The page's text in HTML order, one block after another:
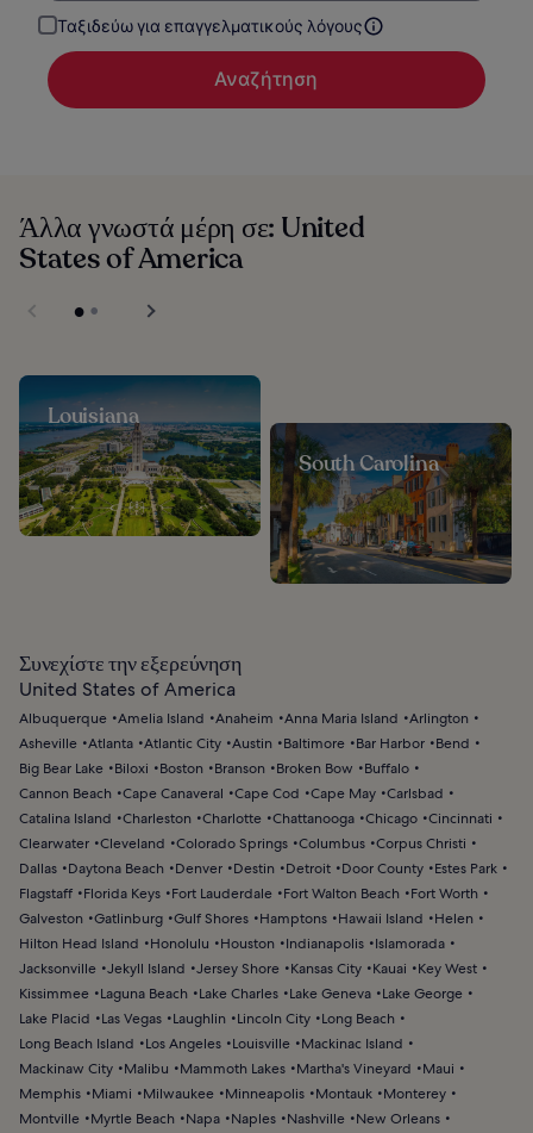
Ταξιδεύω για επαγγελματικούς λόγους
Αναζήτηση
Άλλα γνωστά μέρη σε: United
States of America
Louisiana
South Carolina
Συνεχίστε την εξερεύνηση
United States of America
Albuquerque Amelia Island Anaheim Anna Maria Island
Arlington
Asheville Atlanta Atlantic City Austin Baltimore Bar Harbor
Bend
Big Bear Lake
Biloxi Boston Branson Broken Bow
Buffalo
Cannon Beach
Cape Canaveral Cape Cod Cape May Carlsbad
Catalina Island
Charleston Charlotte Chattanooga Chicago Cincinnati
Clearwater Cleveland Colorado Springs Columbus Corpus Christi
Dallas
Daytona Beach Denver Destin Detroit Door County
Estes Park
Flagstaff
Florida Keys Fort Lauderdale Fort Walton Beach
Fort Worth
Galveston
Gatlinburg Gulf Shores Hamptons Hawaii Island
Helen
Hilton Head Island
Honolulu Houston Indianapolis
Islamorada
Jacksonville Jekyll Island Jersey Shore Kansas City Kauai
Key West
Kissimmee
Laguna Beach Lake Charles Lake Geneva
Lake George
Lake Placid
Las Vegas Laughlin Lincoln City
Long Beach
Long Beach Island
Los Angeles Louisville
Mackinac Island
Mackinaw City
Malibu Mammoth Lakes Martha's Vineyard
Maui
Memphis
Miami Milwaukee Minneapolis Montauk
Monterey
Montville
Myrtle Beach Napa Naples Nashville
New Orleans